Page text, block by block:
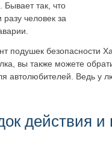
Бывает так, что
человек за
подушек безопасности
вы также можете
автолюбителей. Ведь у
действия и